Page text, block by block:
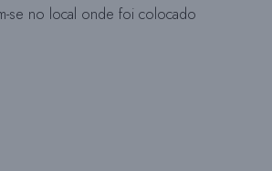
se no local onde foi colocado